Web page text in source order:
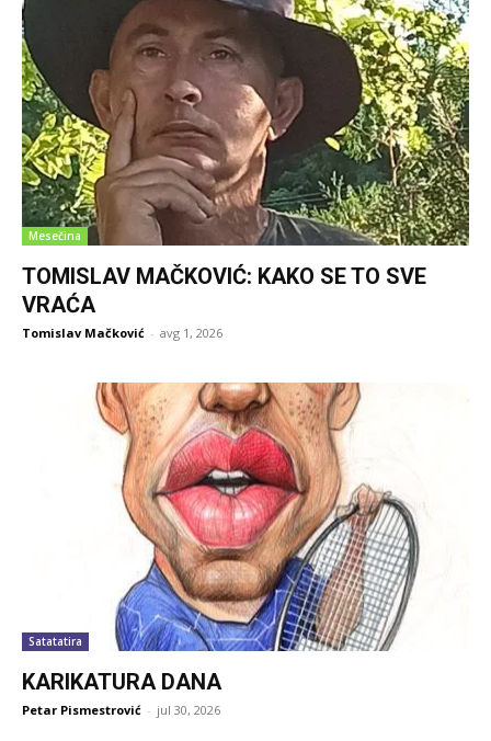
Mesečina
TOMISLAV MAČKOVIĆ: KAKO SE TO SVE
VRAĆA
Tomislav Mačković - avg 1, 2026
Satatatira
KARIKATURA DANA
Petar Pismestrović - jul 30, 2026